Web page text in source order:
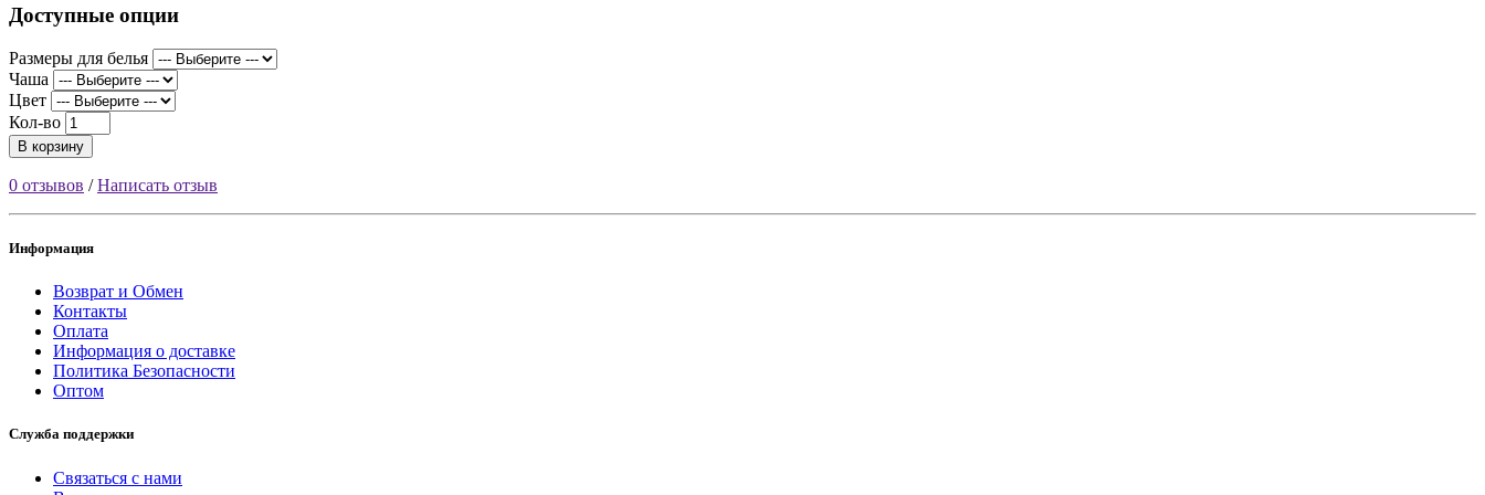
Доступные опции
Размеры для белья
Чаша
Цвет
Кол-во
В корзину
0 отзывов /Написать отзыв
Информация
Возврат и Обмен
Контакты
Оплата
Информация о доставке
Политика Безопасности
Оптом
Служба поддержки
Связаться с нами